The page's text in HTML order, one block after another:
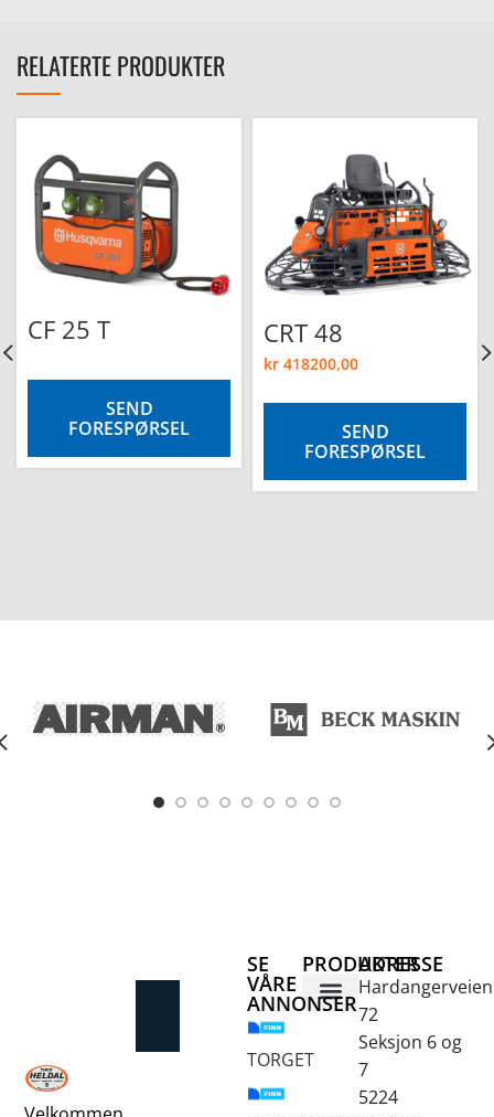
RELATERTE PRODUKTER
CF 25 T
SEND
FORESPØRSEL
CRT 48
kr 418200,00
SEND
FORESPØRSEL
ADRESSE
Hardangerveien
72
Seksjon 6 og
7
5224
PRODUKTER
SE
VÅRE
ANNONSER
TORGET